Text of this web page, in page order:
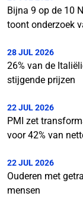
Bijna 9 op de 10
toont onderzoek
28 JUL 2026
26% van de
stijgende prijzen
22 JUL 2026
PMI zet
voor 42% van
22 JUL 2026
Ouderen met
mensen